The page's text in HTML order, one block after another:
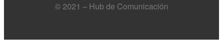
© 2021 – Hub de Comunicación